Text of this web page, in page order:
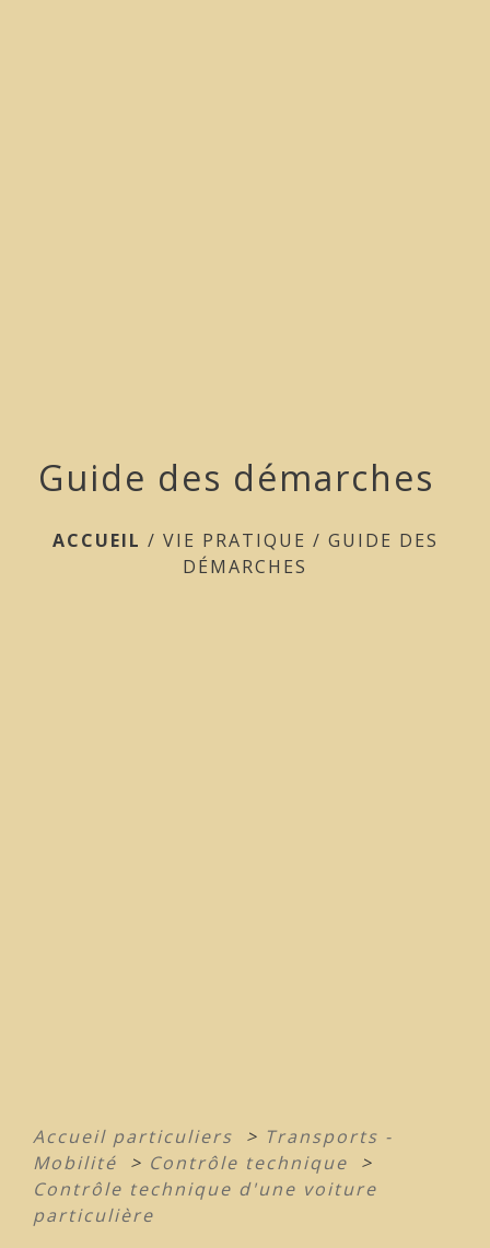
Guide des démarches
ACCUEIL / VIE PRATIQUE / GUIDE DES
DÉMARCHES
Accueil particuliers > Transports -
Mobilité
> Contrôle technique
>
Contrôle technique d'une voiture
particulière